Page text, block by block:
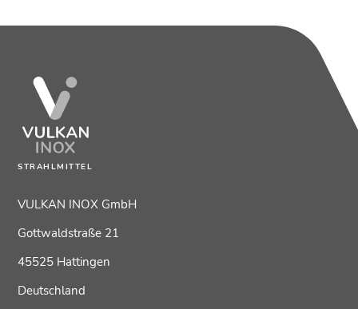
STRAHLMITTEL
VULKAN INOX GmbH
Gottwaldstraße 21
45525 Hattingen
Deutschland